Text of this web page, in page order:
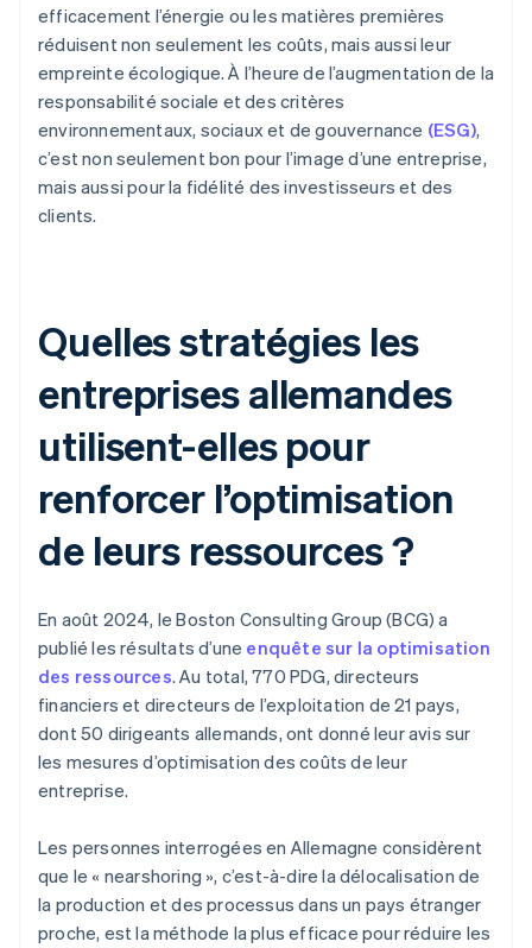
efficacement l’énergie ou les matières premières
réduisent non seulement les coûts, mais aussi leur
empreinte écologique. À l’heure de l’augmentation de la
responsabilité sociale et des critères
environnementaux, sociaux et de gouvernance (ESG),
c’est non seulement bon pour l’image d’une entreprise,
mais aussi pour la fidélité des investisseurs et des
clients.
Quelles stratégies les
entreprises allemandes
utilisent-elles pour
renforcer l’optimisation
de leurs ressources ?
En août 2024, le Boston Consulting Group (BCG) a
publié les résultats d’une enquête sur la optimisation
des ressources. Au total, 770 PDG, directeurs
financiers et directeurs de l’exploitation de 21 pays,
dont 50 dirigeants allemands, ont donné leur avis sur
les mesures d’optimisation des coûts de leur
entreprise.
Les personnes interrogées en Allemagne considèrent
que le « nearshoring », c’est-à-dire la délocalisation de
la production et des processus dans un pays étranger
proche, est la méthode la plus efficace pour réduire les